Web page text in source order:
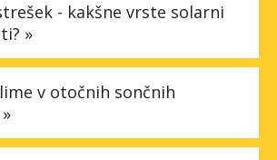
- kakšne vrste solarni
»
v otočnih sončnih